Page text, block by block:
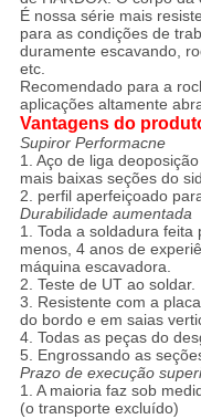
É nossa série mais
para as condições de
duramente escavando,
etc.
Recomendado para a
aplicações altamente
Vantagens do
Supiror Performacne
1. Aço de liga
mais baixas seções do
2. perfil aperfeiçoado
Durabilidade aumentada
1. Toda a soldadura
menos, 4 anos de
máquina escavadora.
2. Teste de UT ao soldar.
3. Resistente com a
do bordo e em saias
4. Todas as peças do
5. Engrossando as
Prazo de execução
1. A maioria faz sob
(o transporte excluído)